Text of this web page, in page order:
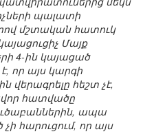
պալատի
մշտական հատուկ
Մայք
4-ին կայացած
որ այս կարգի
վերագրելը հեշտ չէ,
հատվածը
ապա
հարուցում, որ այս